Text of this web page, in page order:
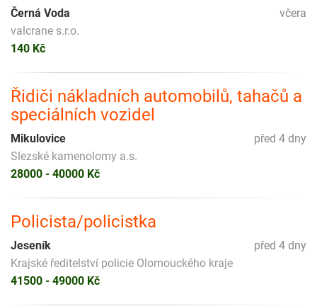
včera
Černá Voda
valcrane s.r.o.
140 Kč
Řidiči nákladních automobilů, tahačů a
speciálních vozidel
před 4 dny
Mikulovice
Slezské kamenolomy a.s.
28000 - 40000 Kč
Policista/policistka
před 4 dny
Jeseník
Krajské ředitelství policie Olomouckého kraje
41500 - 49000 Kč